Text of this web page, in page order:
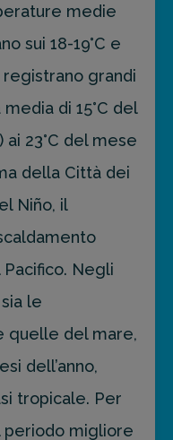
medie
sui 18-19°C e
registrano grandi
di 15°C del
23°C del mese
della Città dei
Niño, il
Negli
le
quelle del mare,
dell’anno,
tropicale. Per
periodo migliore